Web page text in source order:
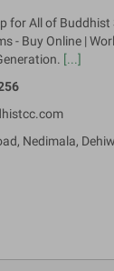
for All of
- Buy Online |
[...]
Nedimala,